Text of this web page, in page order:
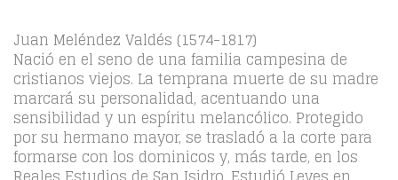
últimos
Juan Meléndez Valdés (1574-1817)
Nació en el seno de una familia campesina de
cristianos viejos. La temprana muerte de su madre
marcará su personalidad, acentuando una
sensibilidad y un espíritu melancólico. Protegido
por su hermano mayor, se trasladó a la corte para
formarse con los dominicos y, más tarde, en los